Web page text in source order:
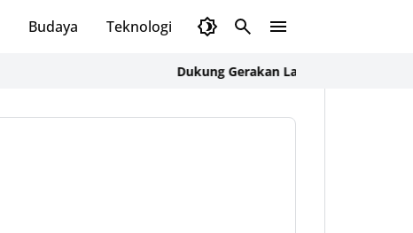
Budaya Teknologi Olahraga
Dukung Gerakan Langit Biru Indonesia Asri,